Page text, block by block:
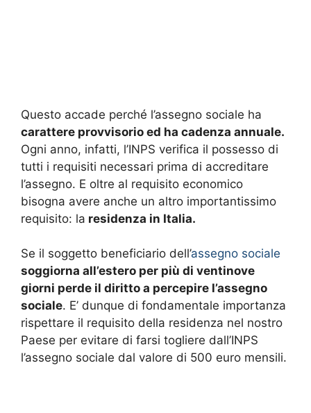
Questo accade perché l’assegno sociale ha
carattere provvisorio ed ha cadenza annuale.
Ogni anno, infatti, l’INPS verifica il possesso di
tutti i requisiti necessari prima di accreditare
l’assegno. E oltre al requisito economico
bisogna avere anche un altro importantissimo
requisito: la residenza in Italia.
Se il soggetto beneficiario dell’assegno sociale
soggiorna all’estero per più di ventinove
giorni perde il diritto a percepire l’assegno
sociale. E’ dunque di fondamentale importanza
rispettare il requisito della residenza nel nostro
Paese per evitare di farsi togliere dall’INPS
l’assegno sociale dal valore di 500 euro mensili.